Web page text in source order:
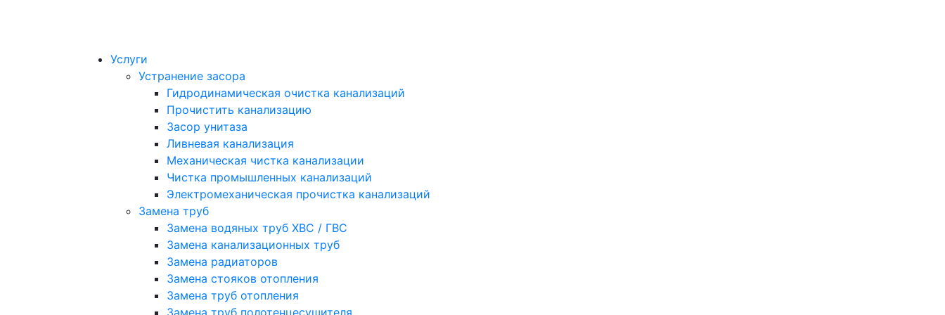
Услуги
Устранение засора
Гидродинамическая очистка канализаций
Прочистить канализацию
Засор унитаза
Ливневая канализация
Механическая чистка канализации
Чистка промышленных канализаций
Электромеханическая прочистка канализаций
Замена труб
Замена водяных труб ХВС / ГВС
Замена канализационных труб
Замена радиаторов
Замена стояков отопления
Замена труб отопления
Замена труб полотенцесушителя